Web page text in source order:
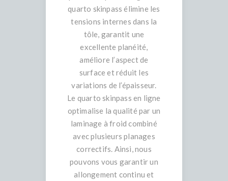
quarto skinpass élimine les
tensions internes dans la
tôle, garantit une
excellente planéité,
améliore l’aspect de
surface et réduit les
variations de l’épaisseur.
Le quarto skinpass en ligne
optimalise la qualité par un
laminage à froid combiné
avec plusieurs planages
correctifs. Ainsi, nous
pouvons vous garantir un
allongement continu et